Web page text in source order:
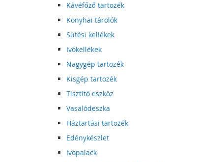
Kávéfőző tartozék
Konyhai tárolók
Sütési kellékek
Ivókellékek
Nagygép tartozék
Kisgép tartozék
Tisztító eszköz
Vasalódeszka
Háztartási tartozék
Edénykészlet
Ivópalack